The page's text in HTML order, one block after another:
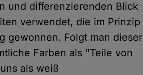
und differenzierenden Blick
verwendet, die im Prinzip
gewonnen. Folgt man dieser
Farben als "Teile von
als weiß